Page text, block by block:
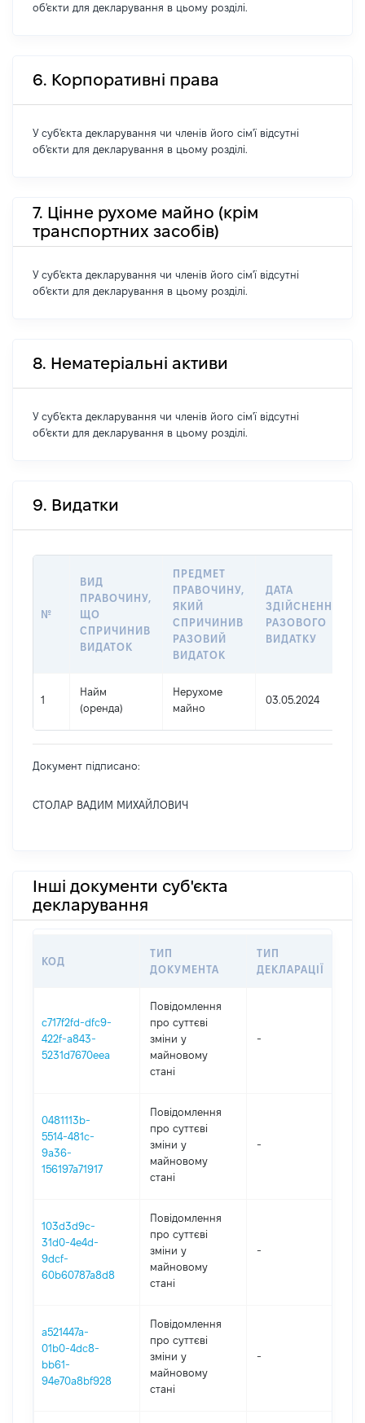
об'єкти для декларування в цьому розділі.
6. Корпоративні права
У суб'єкта декларування чи членів його сім'ї відсутні
об'єкти для декларування в цьому розділі.
7. Цінне рухоме майно (крім
транспортних засобів)
У суб'єкта декларування чи членів його сім'ї відсутні
об'єкти для декларування в цьому розділі.
8. Нематеріальні активи
У суб'єкта декларування чи членів його сім'ї відсутні
об'єкти для декларування в цьому розділі.
9. Видатки
№
ВИД
ПРАВОЧИНУ,
ЩО
СПРИЧИНИВ
ВИДАТОК
ПРЕДМЕТ
ПРАВОЧИНУ,
ЯКИЙ
СПРИЧИНИВ
РАЗОВИЙ
ВИДАТОК
ДАТА
ЗДІЙСНЕННЯ
РАЗОВОГО
ВИДАТКУ
1
Найм
(оренда)
Нерухоме
майно
03.05.2024
Документ підписано:
СТОЛАР ВАДИМ МИХАЙЛОВИЧ
Інші документи суб'єкта
декларування
КОД
ТИП
ДОКУМЕНТА
ТИП
ДЕКЛАРАЦІЇ
c717f2fd-dfc9-
422f-a843-
5231d7670eea
Повідомлення
про суттєві
зміни y
майновому
стані
-
0481113b-
5514-481c-
9a36-
156197a71917
Повідомлення
про суттєві
зміни y
майновому
стані
-
103d3d9c-
31d0-4e4d-
9dcf-
60b60787a8d8
Повідомлення
про суттєві
зміни y
майновому
стані
-
a521447a-
01b0-4dc8-
bb61-
94e70a8bf928
Повідомлення
про суттєві
зміни y
майновому
стані
-